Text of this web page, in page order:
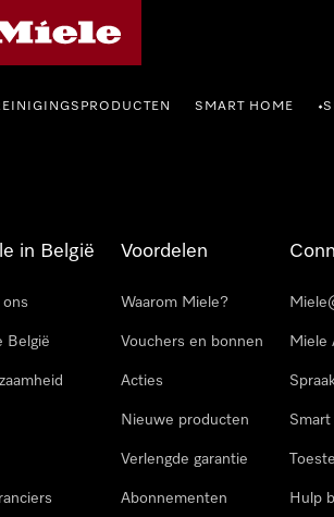
SMART HOME •
in België
ons
België
Voordelen
Waarom Miele?
Vouchers en bonnen
Acties
Nieuwe producten
Verlengde garantie
Abonnementen
Miele
Hulp